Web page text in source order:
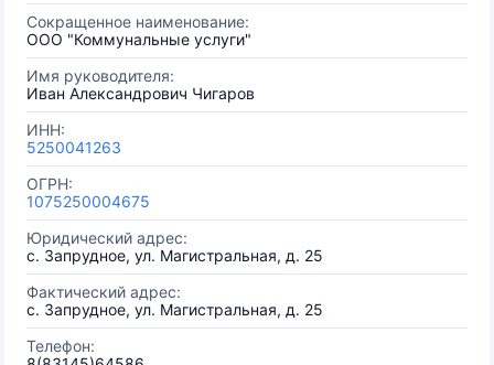
Сокращенное наименование:
ООО "Коммунальные услуги"
Имя руководителя:
Иван Александрович Чигаров
ИНН:
5250041263
ОГРН:
1075250004675
Юридический адрес:
с. Запрудное, ул. Магистральная, д. 25
Фактический адрес:
с. Запрудное, ул. Магистральная, д. 25
Телефон: